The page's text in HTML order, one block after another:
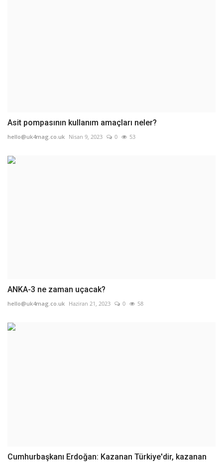
Asit pompasının kullanım amaçları neler?
hello@uk4mag.co.uk Nisan 9, 2023 0 53
ANKA-3 ne zaman uçacak?
hello@uk4mag.co.uk Haziran 21, 2023 0 58
Cumhurbaşkanı Erdoğan: Kazanan Türkiye'dir, kazanan